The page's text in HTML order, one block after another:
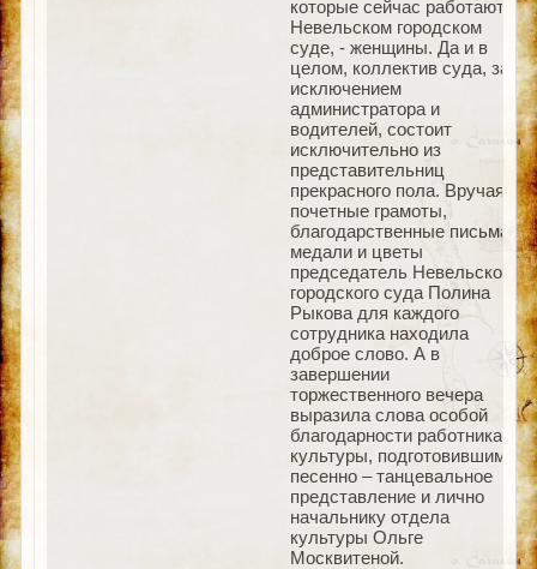
которые сейчас работают в
Невельском городском
суде, - женщины. Да и в
целом, коллектив суда, за
исключением
администратора и
водителей, состоит
исключительно из
представительниц
прекрасного пола. Вручая
почетные грамоты,
благодарственные письма,
медали и цветы
председатель Невельского
городского суда Полина
Рыкова для каждого
сотрудника находила
доброе слово. А в
завершении
торжественного вечера
выразила слова особой
благодарности работникам
культуры, подготовившим
песенно – танцевальное
представление и лично
начальнику отдела
культуры Ольге
Москвитеной.